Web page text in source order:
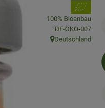
, Verband:
100% Bioanbau
, Kontrollstelle:
DE-ÖKO-007
, Herkunft:
Deutschland